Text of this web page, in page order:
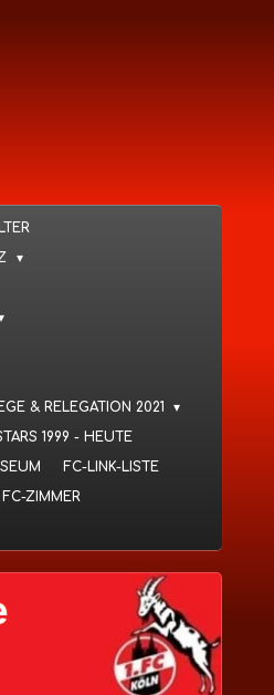
& RELEGATION 2021
1999 - HEUTE
FC-LINK-LISTE
ZIMMER